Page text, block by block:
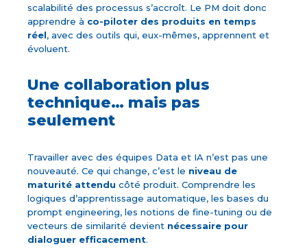
scalabilité des processus s’accroît. Le PM doit donc
apprendre à co-piloter des produits en temps
réel, avec des outils qui, eux-mêmes, apprennent et
évoluent.
Une collaboration plus
technique… mais pas
seulement
Travailler avec des équipes Data et IA n’est pas une
nouveauté. Ce qui change, c’est le niveau de
maturité attendu côté produit. Comprendre les
logiques d’apprentissage automatique, les bases du
prompt engineering, les notions de fine-tuning ou de
vecteurs de similarité devient nécessaire pour
dialoguer efficacement.